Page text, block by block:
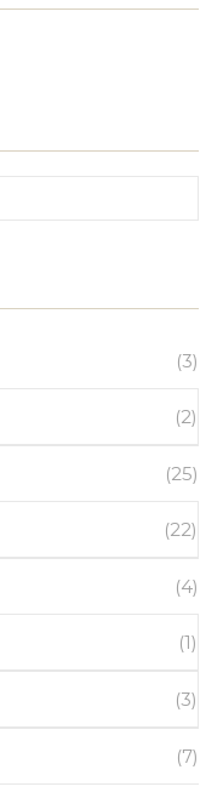
(3)
(2)
(25)
(22)
(4)
(1)
(3)
(7)